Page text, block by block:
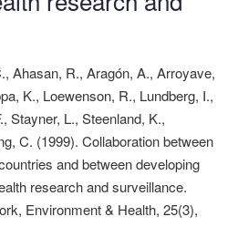
Ahasan, R., Aragón, A., Arroyave,
K., Loewenson, R., Lundberg, I.,
Stayner, L., Steenland, K.,
C. (1999). Collaboration between
and between developing
research and surveillance.
Environment & Health, 25(3),